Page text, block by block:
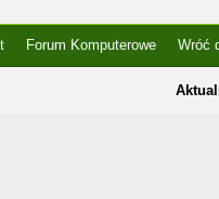
Forum Komputerowe Wróć